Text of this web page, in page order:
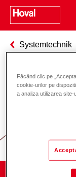
Systemtechnik
Făcând clic pe
cookie-urilor pe
a analiza utilizarea site-